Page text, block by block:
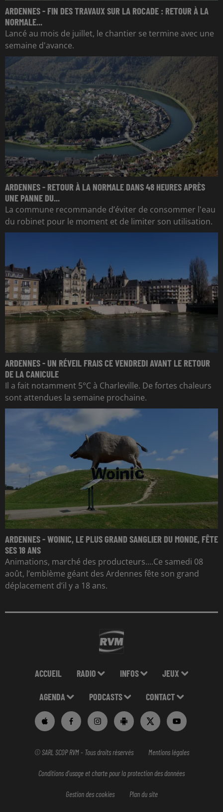
ARDENNES - FIN DES TRAVAUX SUR LA ROCADE : RETOUR À LA
NORMALE...
Lancé au mois de juillet, le chantier se termine avec une
semaine d'avance.
ARDENNES - RETOUR À LA NORMALE DANS 48 HEURES APRÈS
UNE PANNE DU...
La commune recommande d’éviter de consommer l'eau
du robinet pour le moment et de limiter son utilisation.
ARDENNES - UN RÉVEIL FRAIS CE VENDREDI AVANT LE RETOUR
DE LA CANICULE
Il a fait notamment 5°C à Charleville. De fortes chaleurs
sont attendues la semaine prochaine.
ARDENNES - WOINIC, LE PLUS GRAND SANGLIER DU MONDE, FÊTE
SES 18 ANS
Animations, marché des producteurs....Ce samedi 08
août, l’emblème géant des Ardennes fête son grand
déplacement d’il y a 18 ans.
ACCUEIL RADIO INFOS JEUX
AGENDA PODCASTS CONTACT
© SARL SCOP RVM - Tous droits réservés Mentions légales
Conditions d'usage et charte pour la protection des données
Gestion des cookies Plan du site